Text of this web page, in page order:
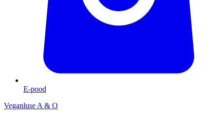
E-pood
Veganluse A & O